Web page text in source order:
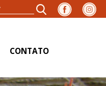
CONTATO